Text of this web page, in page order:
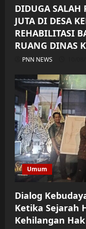
DIDUGA SALAH
JUTA DI DESA
REHABILITASI
RUANG DINAS
PNN NEWS
Umum
Dialog
Ketika Sejarah
Kehilangan